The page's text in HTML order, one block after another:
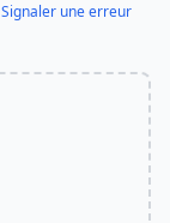
Signaler une erreur